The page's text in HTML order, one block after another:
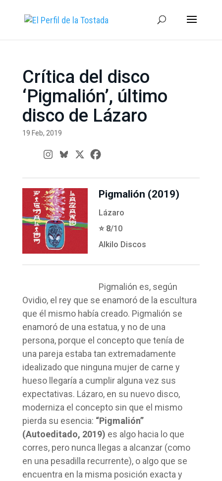
Crítica del disco
‘Pigmalión’, último
disco de Lázaro
19 Feb, 2019
Pigmalión (2019)
Lázaro
⭐️ 8/10
Alkilo Discos
Pigmalión es, según
Ovidio, el rey que se enamoró de la escultura
que él mismo había creado. Pigmalión se
enamoró de una estatua, y no de una
persona, porque el concepto que tenía de
una pareja estaba tan extremadamente
idealizado que ninguna mujer de carne y
hueso llegaría a cumplir alguna vez sus
expectativas. Lázaro, en su nuevo disco,
moderniza el concepto sin que el mismo
pierda su esencia: “Pigmalión”
(Autoeditado, 2019) es algo hacia lo que
corres, pero nunca llegas a alcanzar (como
en una pesadilla recurrente), o algo que se
encuentra en la misma posición exacta y